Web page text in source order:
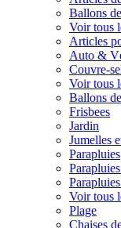
Ballons
Voir tous
Articles
Auto &
Couvre-
Voir tous
Ballons
Frisbees
Jardin
Jumelles
Parapluies
Voir tous
Plage
Chaises